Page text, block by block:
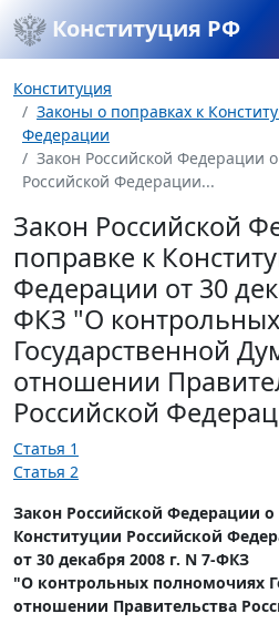
Конституция РФ
Конституция
Законы о поправках к
Федерации
Закон Российской Федерации
Российской Федерации...
Закон Российской
поправке к
Федерации от 30
ФКЗ "О
Государственной
отношении
Российской
Статья 1
Статья 2
Закон Российской Федерации о
Конституции Российской
от 30 декабря 2008 г. N 7-ФКЗ
"О контрольных полномочиях
отношении Правительства